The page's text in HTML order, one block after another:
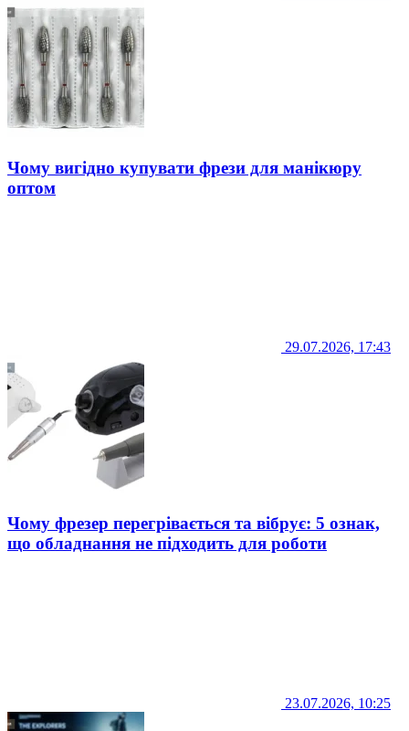
Чому вигідно купувати фрези для манікюру
оптом
29.07.2026, 17:43
Чому фрезер перегрівається та вібрує: 5 ознак,
що обладнання не підходить для роботи
23.07.2026, 10:25